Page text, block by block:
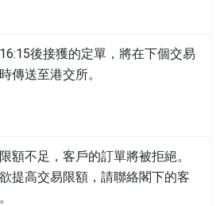
後接獲的定單，將在下個交易
傳送至港交所。
額不足，客戶的訂單將被拒絕。
提高交易限額，請聯絡閣下的客